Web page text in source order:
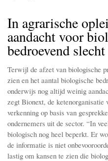
In agrarische
aandacht voor
bedroevend slecht
Terwijl de afzet van biologische
zien en het aantal biologische
onderwijs nog altijd weinig
zegt Bionext, de ketenorganisatie
verkenning op basis van
ondernemers uit de sector. “In
biologisch nog heel beperkt. Er
de informatie is niet
lastig om kansen te zien die